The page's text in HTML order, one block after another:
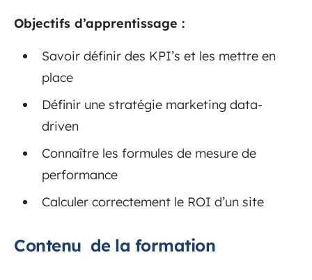
Objectifs d’apprentissage :
Savoir définir des KPI’s et les mettre en
place
Définir une stratégie marketing data-
driven
Connaître les formules de mesure de
performance
Calculer correctement le ROI d’un site
Contenu de la formation